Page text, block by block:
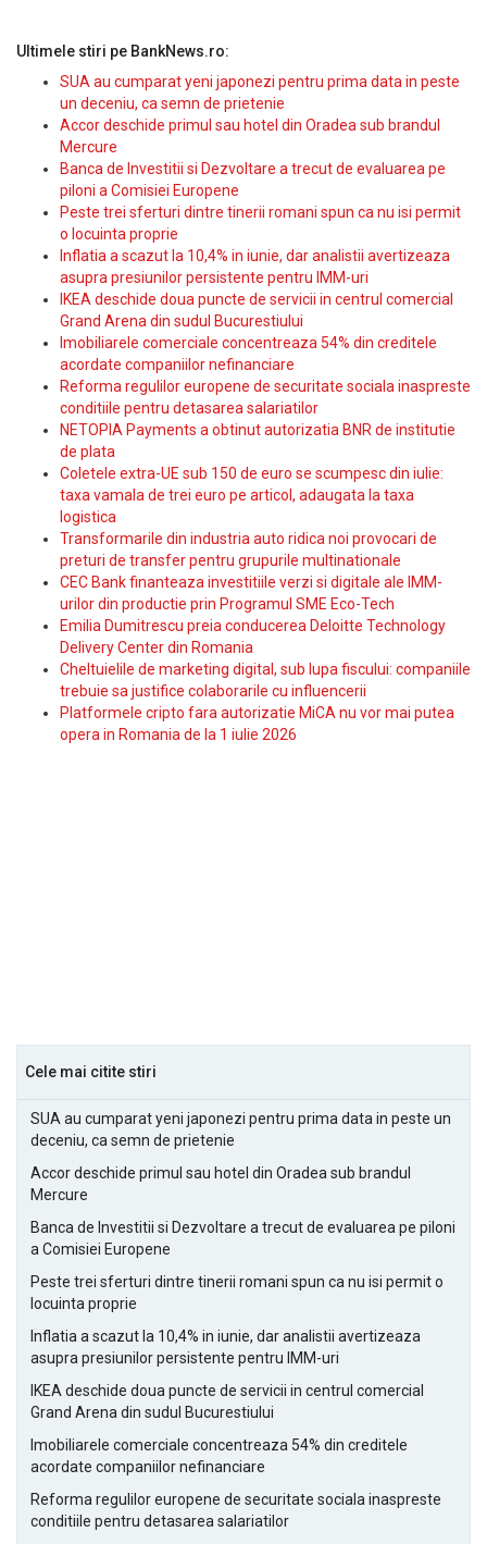
Ultimele stiri pe BankNews.ro:
SUA au cumparat yeni japonezi pentru prima data in peste
un deceniu, ca semn de prietenie
Accor deschide primul sau hotel din Oradea sub brandul
Mercure
Banca de Investitii si Dezvoltare a trecut de evaluarea pe
piloni a Comisiei Europene
Peste trei sferturi dintre tinerii romani spun ca nu isi permit
o locuinta proprie
Inflatia a scazut la 10,4% in iunie, dar analistii avertizeaza
asupra presiunilor persistente pentru IMM-uri
IKEA deschide doua puncte de servicii in centrul comercial
Grand Arena din sudul Bucurestiului
Imobiliarele comerciale concentreaza 54% din creditele
acordate companiilor nefinanciare
Reforma regulilor europene de securitate sociala inaspreste
conditiile pentru detasarea salariatilor
NETOPIA Payments a obtinut autorizatia BNR de institutie
de plata
Coletele extra-UE sub 150 de euro se scumpesc din iulie:
taxa vamala de trei euro pe articol, adaugata la taxa
logistica
Transformarile din industria auto ridica noi provocari de
preturi de transfer pentru grupurile multinationale
CEC Bank finanteaza investitiile verzi si digitale ale IMM-
urilor din productie prin Programul SME Eco-Tech
Emilia Dumitrescu preia conducerea Deloitte Technology
Delivery Center din Romania
Cheltuielile de marketing digital, sub lupa fiscului: companiile
trebuie sa justifice colaborarile cu influencerii
Platformele cripto fara autorizatie MiCA nu vor mai putea
opera in Romania de la 1 iulie 2026
Cele mai citite stiri
SUA au cumparat yeni japonezi pentru prima data in peste un
deceniu, ca semn de prietenie
Accor deschide primul sau hotel din Oradea sub brandul
Mercure
Banca de Investitii si Dezvoltare a trecut de evaluarea pe piloni
a Comisiei Europene
Peste trei sferturi dintre tinerii romani spun ca nu isi permit o
locuinta proprie
Inflatia a scazut la 10,4% in iunie, dar analistii avertizeaza
asupra presiunilor persistente pentru IMM-uri
IKEA deschide doua puncte de servicii in centrul comercial
Grand Arena din sudul Bucurestiului
Imobiliarele comerciale concentreaza 54% din creditele
acordate companiilor nefinanciare
Reforma regulilor europene de securitate sociala inaspreste
conditiile pentru detasarea salariatilor